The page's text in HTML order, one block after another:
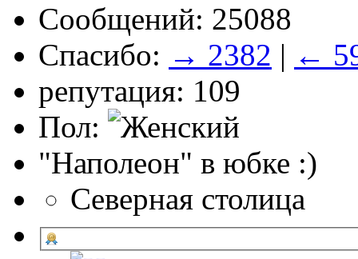
Сообщений: 25088
Спасибо: → 2382 | ←
репутация: 109
Пол:
"Наполеон" в юбке :)
Северная столица